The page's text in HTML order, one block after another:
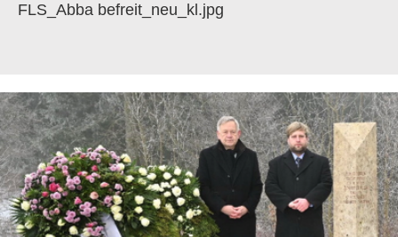
FLS_Abba befreit_neu_kl.jpg